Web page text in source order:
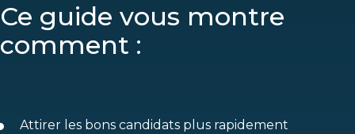
Ce guide vous montre
comment :
Attirer les bons candidats plus rapidement